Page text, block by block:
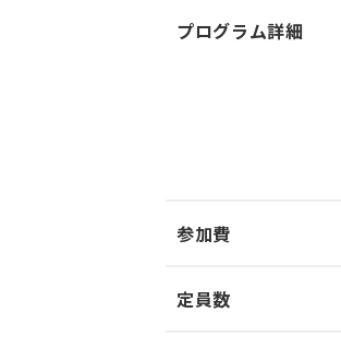
プログラム詳細
参加費
定員数